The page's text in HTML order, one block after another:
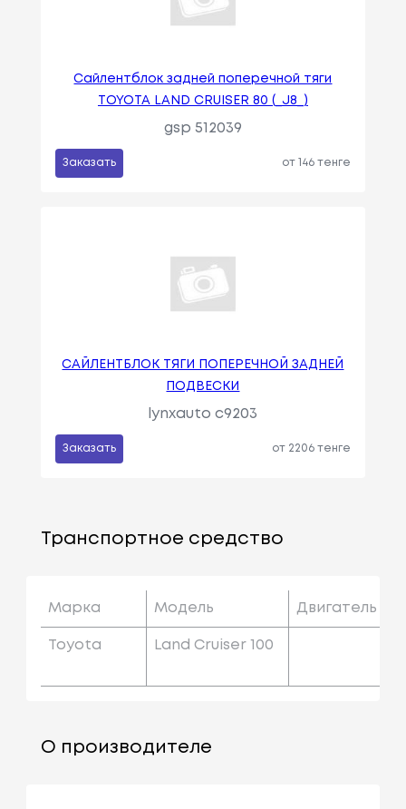
Сайлентблок задней поперечной тяги
TOYOTA LAND CRUISER 80 (_J8_)
gsp 512039
Заказать от 146 тенге
САЙЛЕНТБЛОК ТЯГИ ПОПЕРЕЧНОЙ ЗАДНЕЙ
ПОДВЕСКИ
lynxauto c9203
Заказать от 2206 тенге
Транспортное средство
Марка Модель Двигатель
Toyota Land Cruiser 100
О производителе